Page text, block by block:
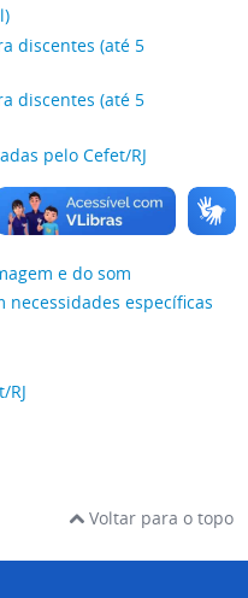
discentes (até 5
discentes (até 5
pelo Cefet/RJ
e do som
necessidades específicas
Voltar para o topo